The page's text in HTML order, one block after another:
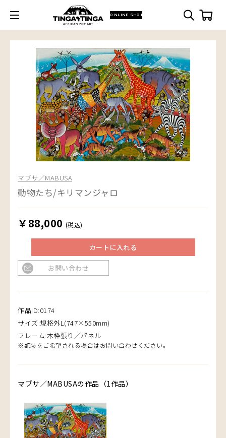
ONLINE SHOP
マブサ／MABUSA
動物たち/キリマンジャロ
￥88,000 (税込)
カートに入れる
お問い合わせ
作品ID:0174
サイズ:規格外L(747×550mm)
フレーム:木枠張り／パネル
※額装をご希望される場合はお問い合わせください。
マブサ／MABUSAの作品（1作品）